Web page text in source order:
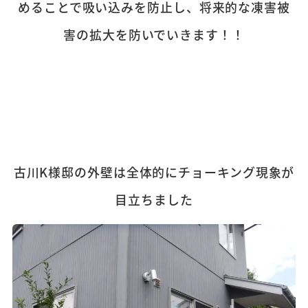
めることで吸い込みを防止し、将来的な凍害被
害の拡大を防いでいきます！！
古川K様邸の外壁は全体的にチョーキング現象が
目立ちました